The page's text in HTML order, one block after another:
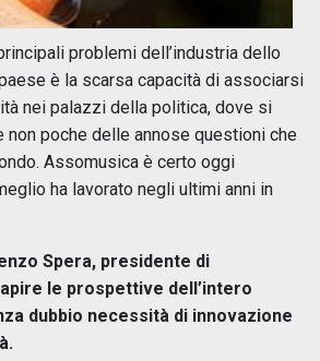
problemi dell’industria dello
è la scarsa capacità di associarsi
nei palazzi della politica, dove si
poche delle annose questioni che
Assomusica è certo oggi
ha lavorato negli ultimi anni in
Spera, presidente di
le prospettive dell’intero
dubbio necessità di innovazione